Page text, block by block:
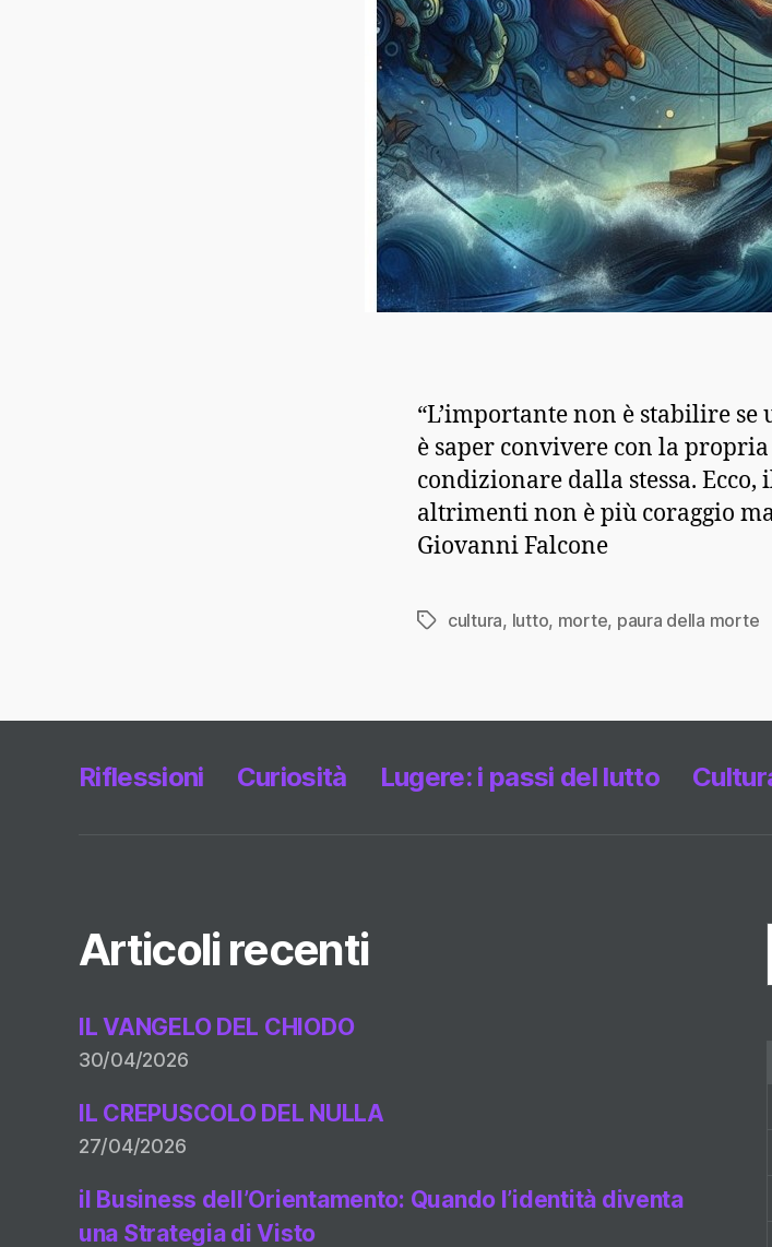
“L’importante non è stabilire se
è saper convivere con la
condizionare dalla stessa. Ecco,
altrimenti non è più coraggio
Giovanni Falcone
Tag cultura, lutto, morte, paura della morte
Riflessioni Curiosità Lugere: i passi del lutto
Articoli recenti
IL VANGELO DEL CHIODO
30/04/2026
IL CREPUSCOLO DEL NULLA
27/04/2026
il Business dell’Orientamento: Quando l’identità diventa
una Strategia di Visto